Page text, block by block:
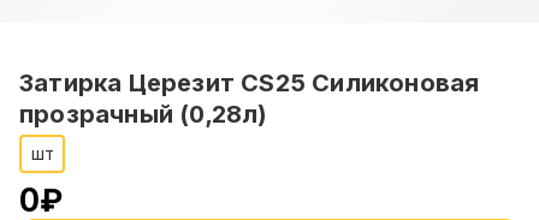
Затирка Церезит CS25 Силиконовая
прозрачный (0,28л)
шт
0₽